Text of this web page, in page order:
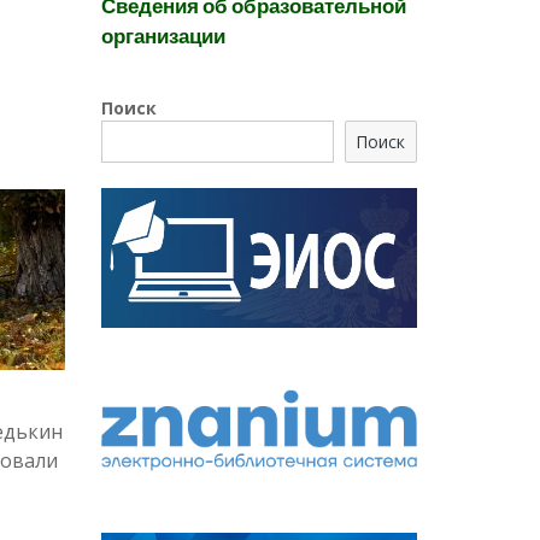
Сведения об образовательной
организации
Поиск
Поиск